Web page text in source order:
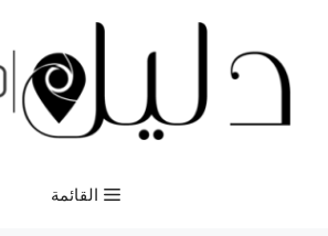
المحتوى
القائمة